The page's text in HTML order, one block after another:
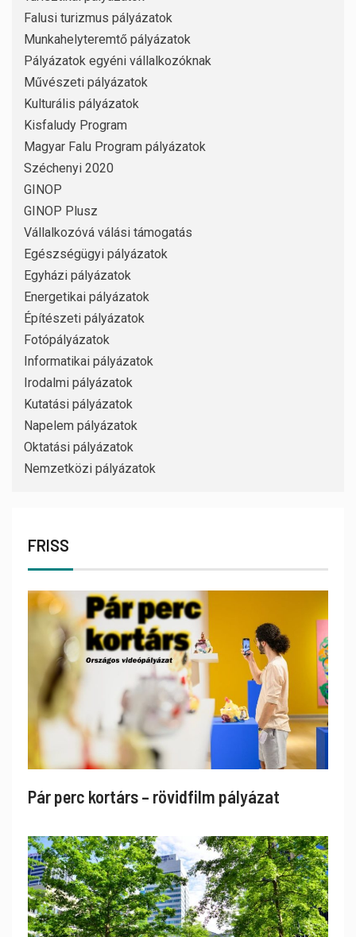
Falusi turizmus pályázatok
Munkahelyteremtő pályázatok
Pályázatok egyéni vállalkozóknak
Művészeti pályázatok
Kulturális pályázatok
Kisfaludy Program
Magyar Falu Program pályázatok
Széchenyi 2020
GINOP
GINOP Plusz
Vállalkozóvá válási támogatás
Egészségügyi pályázatok
Egyházi pályázatok
Energetikai pályázatok
Építészeti pályázatok
Fotópályázatok
Informatikai pályázatok
Irodalmi pályázatok
Kutatási pályázatok
Napelem pályázatok
Oktatási pályázatok
Nemzetközi pályázatok
FRISS
Pár perc kortárs – rövidfilm pályázat